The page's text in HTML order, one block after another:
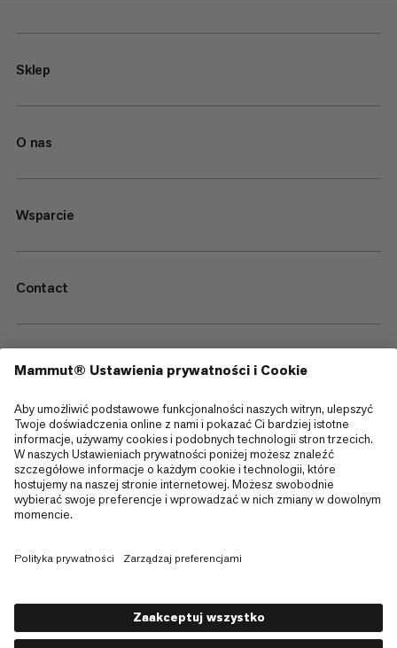
Sklep
O nas
Wsparcie
Contact
—
Sitemap
Cookies
Informacja prawna
Polityka Prywatności Danych